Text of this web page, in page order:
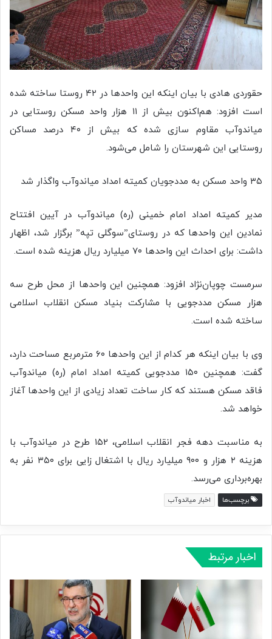
حقوردی هادی با بیان اینکه این واحدها در ۴۲ روستا ساخته شده
است افزود: هم‌اکنون بیش از ۱۱ هزار واحد مسکن روستایی در
میاندوآب مقاوم سازی شده که بیش از ۴۰ درصد مساکن
روستایی این شهرستان را شامل می‌شود.
۳۵ واحد مسکن به مددجویان کمیته امداد میاندوآب واگذار شد
مدیر کمیته امداد امام خمینی (ره) میاندوآب در آیین افتتاح
نمادین این واحدها که در روستای”سوگلی تپه” برگزار شد، اظهار
داشت: برای احداث این واحدها ۷۰ میلیارد ریال هزینه شده است.
سرمست چوپان‌نژاد افزود: همچنین این واحدها از محل طرح سه
هزار مسکن مددجویی با مشارکت بنیاد مسکن انقلاب اسلامی
ساخته شده است.
وی با بیان اینکه هر کدام از این واحدها ۶۰ مترمربع مساحت دارد،
گفت: همچنین ۱۵۰ مددجویی کمیته امداد امام (ره) میاندوآب
فاقد مسکن هستند که کار ساخت تعداد زیادی از این واحدها آغاز
خواهد شد.
به مناسبت دهه فجر انقلاب اسلامی، ۱۵۲ طرح در میاندوآب با
هزینه ۲ هزار و ۹۰۰ میلیارد ریال با اشتغال زایی برای ۳۵۰ نفر به
بهره‌برداری می‌رسد.
برچسب‌ها اخبار میاندوآب
اخبار مرتبط